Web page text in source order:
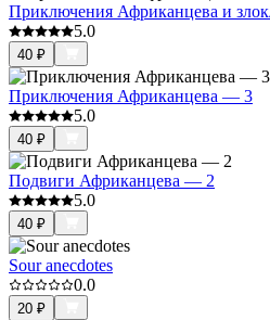
Приключения Африканцева и
5.0
40 ₽
Приключения Африканцева — 3
5.0
40 ₽
Подвиги Африканцева — 2
5.0
40 ₽
Sour anecdotes
0.0
20 ₽